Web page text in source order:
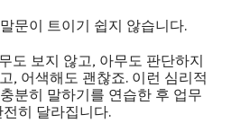
문이 트이기 쉽지 않습니다.
도 보지 않고, 아무도 판단하지
, 어색해도 괜찮죠. 이런 심리적
분히 말하기를 연습한 후 업무
히 달라집니다.